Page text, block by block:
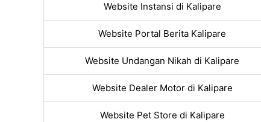
Website Instansi di Kalipare
Website Portal Berita Kalipare
Website Undangan Nikah di Kalipare
Website Dealer Motor di Kalipare
Website Pet Store di Kalipare